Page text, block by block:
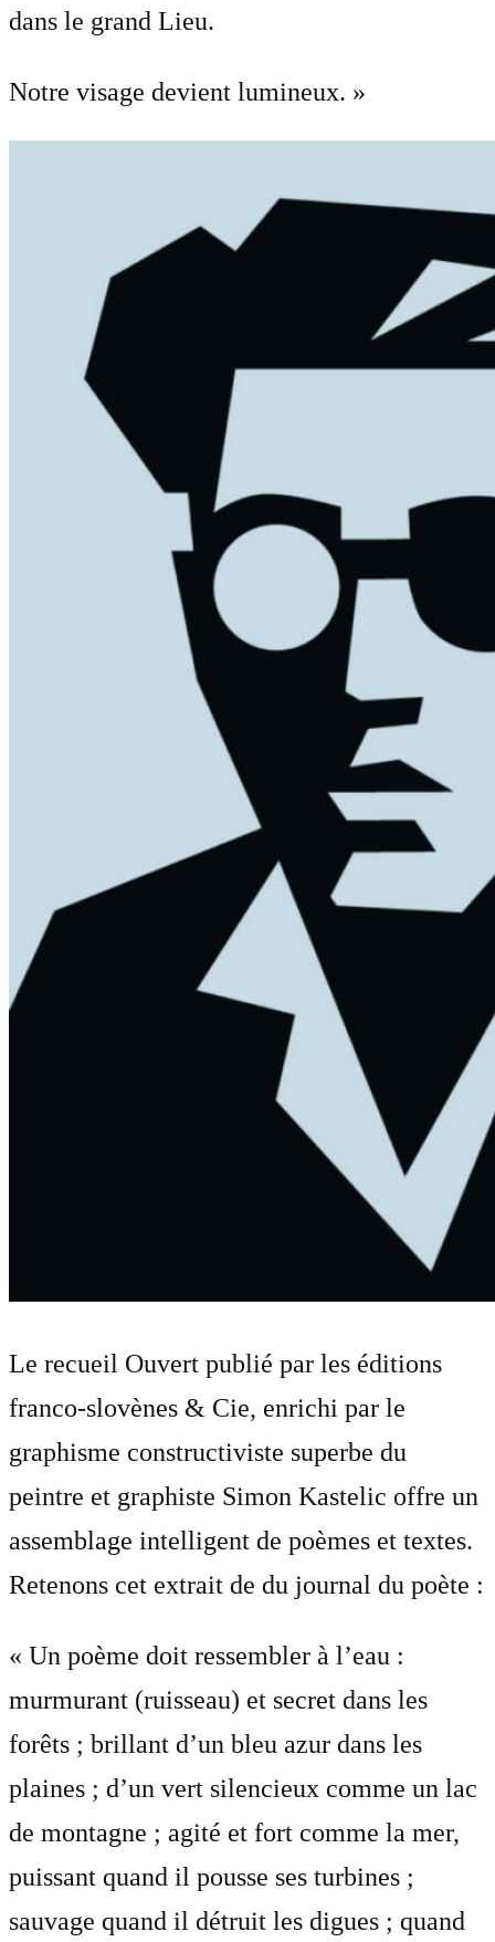
dans le grand Lieu.
Notre visage devient lumineux. »
Le recueil Ouvert publié par les éditions
franco-slovènes & Cie, enrichi par le
graphisme constructiviste superbe du
peintre et graphiste Simon Kastelic offre un
assemblage intelligent de poèmes et textes.
Retenons cet extrait de du journal du poète :
« Un poème doit ressembler à l’eau :
murmurant (ruisseau) et secret dans les
forêts ; brillant d’un bleu azur dans les
plaines ; d’un vert silencieux comme un lac
de montagne ; agité et fort comme la mer,
puissant quand il pousse ses turbines ;
sauvage quand il détruit les digues ; quand